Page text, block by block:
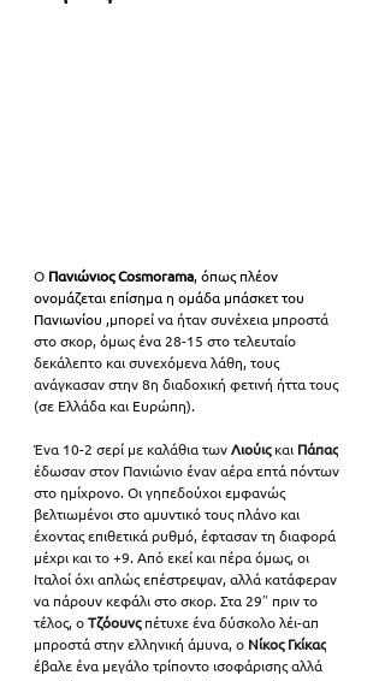
Ο Πανιώνιος Cosmorama, όπως πλέον
ονομάζεται επίσημα η ομάδα μπάσκετ του
Πανιωνίου ,μπορεί να ήταν συνέχεια μπροστά
στο σκορ, όμως ένα 28-15 στο τελευταίο
δεκάλεπτο και συνεχόμενα λάθη, τους
ανάγκασαν στην 8η διαδοχική φετινή ήττα τους
(σε Ελλάδα και Ευρώπη).
Ένα 10-2 σερί με καλάθια των Λιούις και Πάπας
έδωσαν στον Πανιώνιο έναν αέρα επτά πόντων
στο ημίχρονο. Οι γηπεδούχοι εμφανώς
βελτιωμένοι στο αμυντικό τους πλάνο και
έχοντας επιθετικά ρυθμό, έφτασαν τη διαφορά
μέχρι και το +9. Από εκεί και πέρα όμως, οι
Ιταλοί όχι απλώς επέστρεψαν, αλλά κατάφεραν
να πάρουν κεφάλι στο σκορ. Στα 29″ πριν το
τέλος, ο Τζόουνς πέτυχε ένα δύσκολο λέι-απ
μπροστά στην ελληνική άμυνα, ο Νίκος Γκίκας
έβαλε ένα μεγάλο τρίποντο ισοφάρισης αλλά